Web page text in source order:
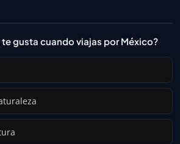
te gusta cuando viajas por México?